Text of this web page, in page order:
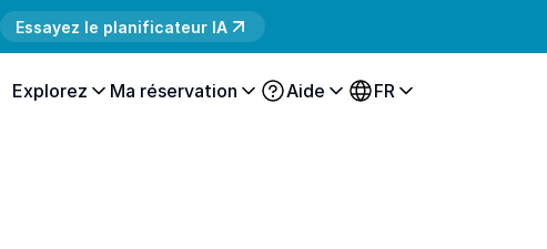
Essayez le planificateur IA
Explorez Ma réservation Aide FR